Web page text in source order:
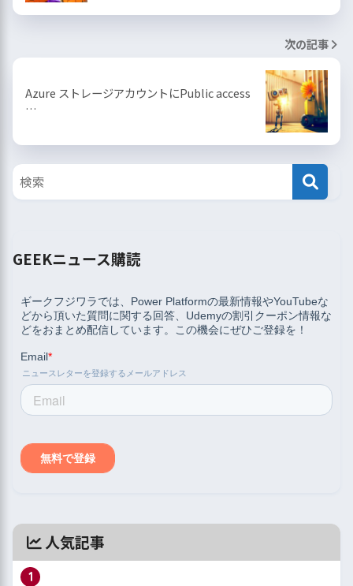
次の記事
Azure ストレージアカウントにPublic access
…
GEEKニュース購読
人気記事
1